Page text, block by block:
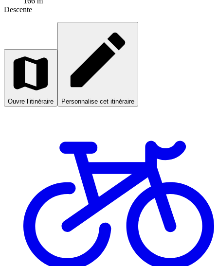
Descente
Ouvre l’itinéraire Personnalise cet itinéraire